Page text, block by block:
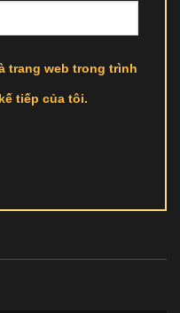
trang web trong trình
tiếp của tôi.